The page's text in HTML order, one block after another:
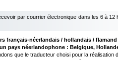
par courrier électronique dans les 6 à 12
français-néerlandais / hollandais /
pays néerlandophone : Belgique,
que le traducteur choisi pour la réalisation